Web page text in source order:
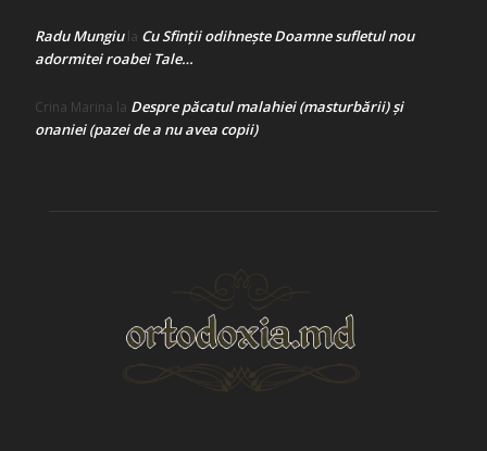
Radu Mungiula Cu Sfinții odihnește Doamne sufletul nou
adormitei roabei Tale…
Crina Marina la Despre păcatul malahiei (masturbării) şi
onaniei (pazei de a nu avea copii)